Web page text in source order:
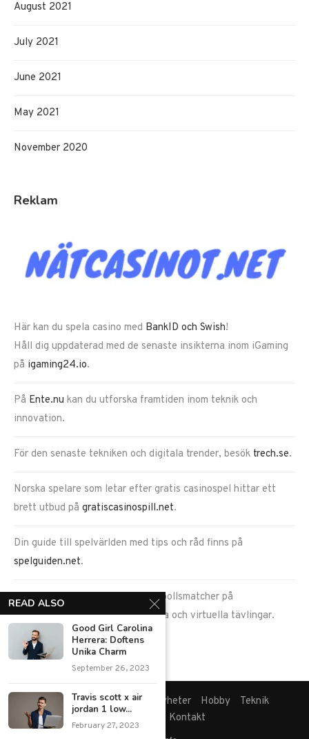
August 2021
July 2021
June 2021
May 2021
November 2020
Reklam
Här kan du spela casino med BankID och Swish!
Håll dig uppdaterad med de senaste insikterna inom iGaming
på igaming24.io.
På Ente.nu kan du utforska framtiden inom teknik och
innovation.
För den senaste tekniken och digitala trender, besök trech.se.
Norska spelare som letar efter gratis casinospel hittar ett
brett utbud på gratiscasinospill.net.
Din guide till spelvärlden med tips och råd finns på
spelguiden.net.
Ta del av spännande fantasy fotbollsmatcher på
goalduel.com, en plats för verkliga och virtuella tävlingar.
Hem Blogg Ekonomi Nyheter Hobby
Teknik
Kontakt
READ ALSO
Good Girl Carolina
Herrera: Doftens
Unika Charm
September 26, 2023
Travis scott x air
jordan 1 low...
February 27, 2023